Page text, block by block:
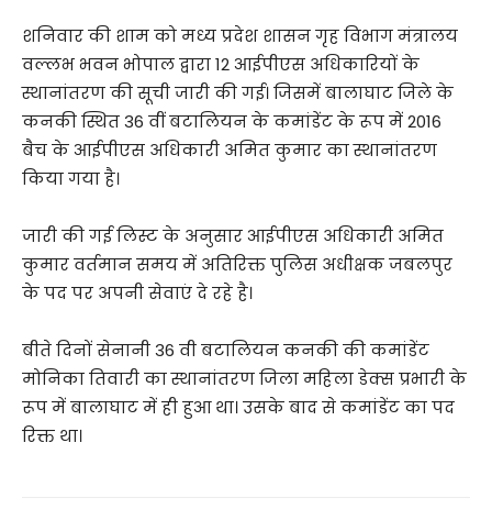
शनिवार की शाम को मध्य प्रदेश शासन गृह विभाग मंत्रालय
वल्लभ भवन भोपाल द्वारा 12 आईपीएस अधिकारियों के
स्थानांतरण की सूची जारी की गई। जिसमें बालाघाट जिले के
कनकी स्थित 36 वीं बटालियन के कमांडेंट के रूप में 2016
बैच के आईपीएस अधिकारी अमित कुमार का स्थानांतरण
किया गया है।
जारी की गई लिस्ट के अनुसार आईपीएस अधिकारी अमित
कुमार वर्तमान समय में अतिरिक्त पुलिस अधीक्षक जबलपुर
के पद पर अपनी सेवाएं दे रहे है।
बीते दिनों सेनानी 36 वी बटालियन कनकी की कमांडेंट
मोनिका तिवारी का स्थानांतरण जिला महिला डेक्स प्रभारी के
रूप में बालाघाट में ही हुआ था। उसके बाद से कमांडेंट का पद
रिक्त था।